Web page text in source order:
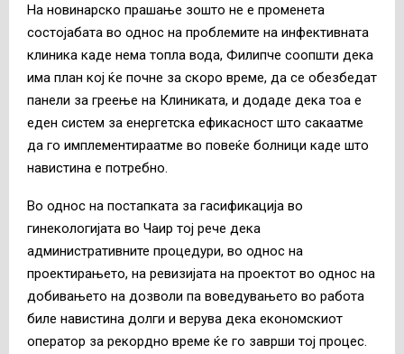
На новинарско прашање зошто не е променета
состојабата во однос на проблемите на инфективната
клиника каде нема топла вода, Филипче соопшти дека
има план кој ќе почне за скоро време, да се обезбедат
панели за греење на Клиниката, и додаде дека тоа е
еден систем за енергетска ефикасност што сакаатме
да го имплементираатме во повеќе болници каде што
навистина е потребно.
Во однос на постапката за гасификација во
гинекологијата во Чаир тој рече дека
административните процедури, во однос на
проектирањето, на ревизијата на проектот во однос на
добивањето на дозволи па воведувањето во работа
биле навистина долги и верува дека економскиот
оператор за рекордно време ќе го заврши тој процес.